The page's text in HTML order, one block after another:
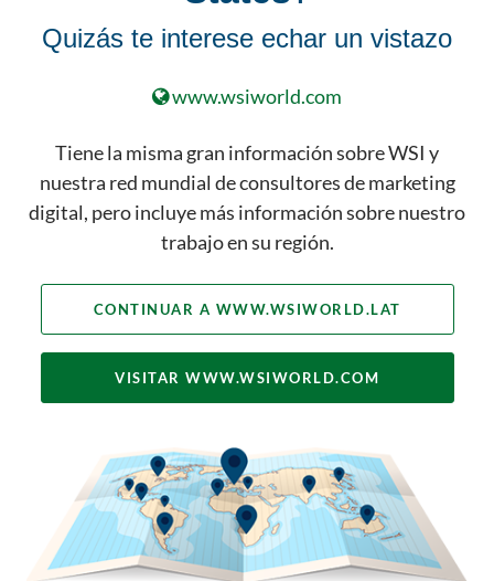
Digital Marketing Consultant
Quizás te interese echar un vistazo
www.wsiworld.com
Tiene la misma gran información sobre WSI y
nuestra red mundial de consultores de marketing
digital, pero incluye más información sobre nuestro
trabajo en su región.
CONTINUAR A WWW.WSIWORLD.LAT
VISITAR WWW.WSIWORLD.COM